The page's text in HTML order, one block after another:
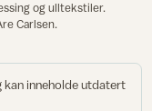
og ulltekstiler.
Carlsen.
kan inneholde utdatert